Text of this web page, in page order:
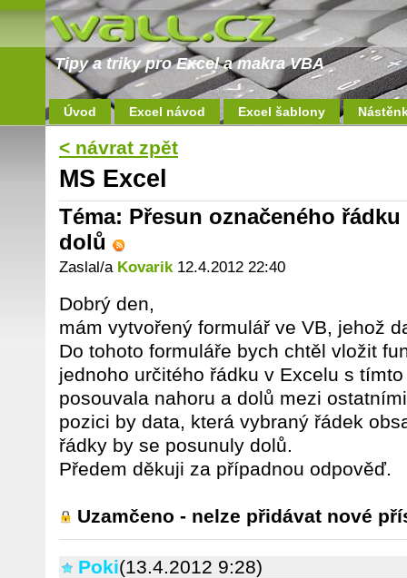
Tipy a triky pro Excel a makra VBA
Úvod Excel návod Excel šablony
< návrat zpět
MS Excel
Téma: Přesun označeného
dolů
Zaslal/a Kovarik12.4.2012 22:40
Dobrý den,
mám vytvořený formulář ve VB, jehož
Do tohoto formuláře bych chtěl vložit
jednoho určitého řádku v Excelu s
posouvala nahoru a dolů mezi
pozici by data, která vybraný řádek
řádky by se posunuly dolů.
Předem děkuji za případnou odpověď.
Uzamčeno - nelze přidávat nové
Poki(13.4.2012 9:28)